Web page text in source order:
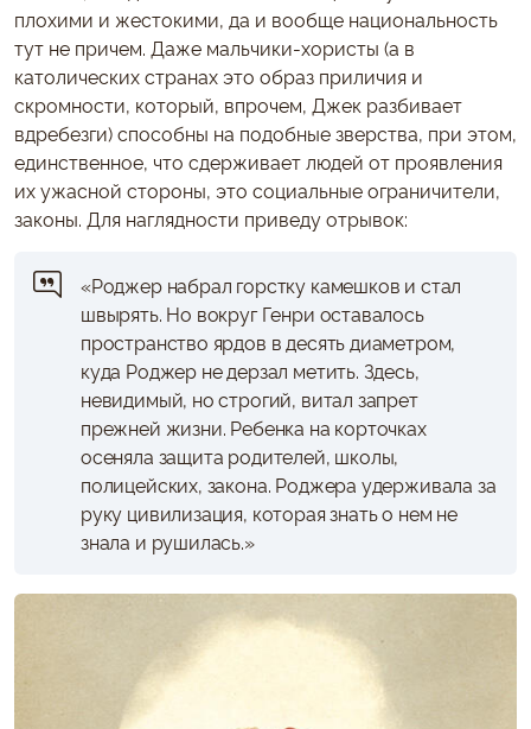
плохими и жестокими, да и вообще национальность
тут не причем. Даже мальчики-хористы (а в
католических странах это образ приличия и
скромности, который, впрочем, Джек разбивает
вдребезги) способны на подобные зверства, при этом,
единственное, что сдерживает людей от проявления
их ужасной стороны, это социальные ограничители,
законы. Для наглядности приведу отрывок:
«Роджер набрал горстку камешков и стал
швырять. Но вокруг Генри оставалось
пространство ярдов в десять диаметром,
куда Роджер не дерзал метить. Здесь,
невидимый, но строгий, витал запрет
прежней жизни. Ребенка на корточках
осеняла защита родителей, школы,
полицейских, закона. Роджера удерживала за
руку цивилизация, которая знать о нем не
знала и рушилась.»